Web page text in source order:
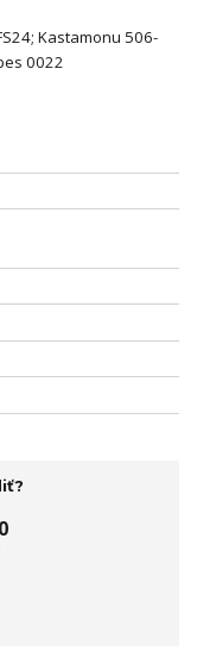
Kastamonu 506-
0022